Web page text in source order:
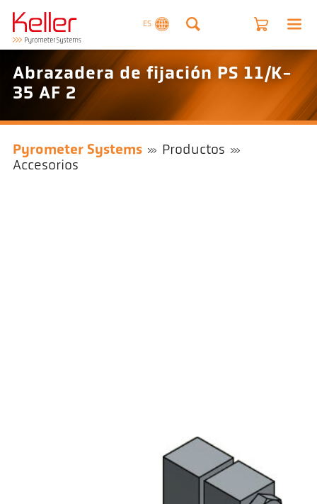
ES
Abrazadera de fijación PS 11/K-
35 AF 2
Pyrometer Systems
Productos
Accesorios